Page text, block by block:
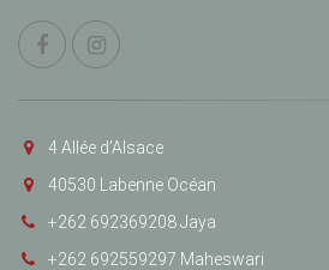
4 Allée d’Alsace
40530 Labenne Océan
+262 692369208 Jaya
+262 692559297 Maheswari